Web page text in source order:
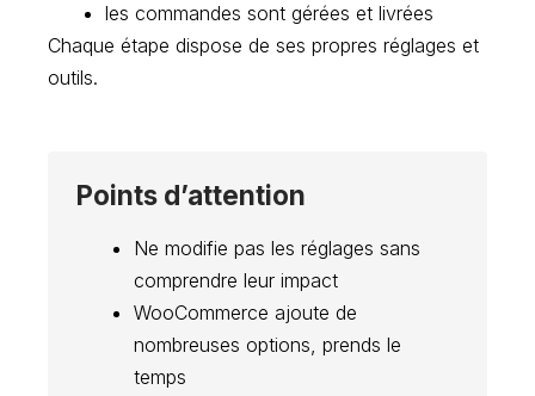
les commandes sont gérées et livrées
Chaque étape dispose de ses propres réglages et
outils.
Points d’attention
Ne modifie pas les réglages sans
comprendre leur impact
WooCommerce ajoute de
nombreuses options, prends le
temps